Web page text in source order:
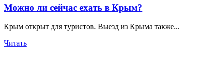
Можно ли сейчас ехать в Крым?
Крым открыт для туристов. Выезд из Крыма также...
Читать